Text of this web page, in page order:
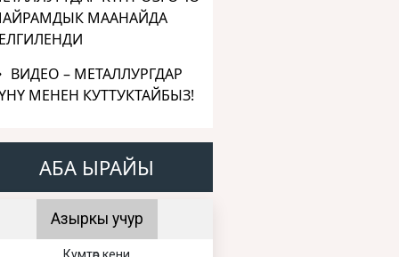
МААНАЙДА
ВИДЕО – МЕТАЛЛУРГДАР
МЕНЕН КУТТУКТАЙБЫЗ!
АБА ЫРАЙЫ
Азыркы учур
Кумтөр кени